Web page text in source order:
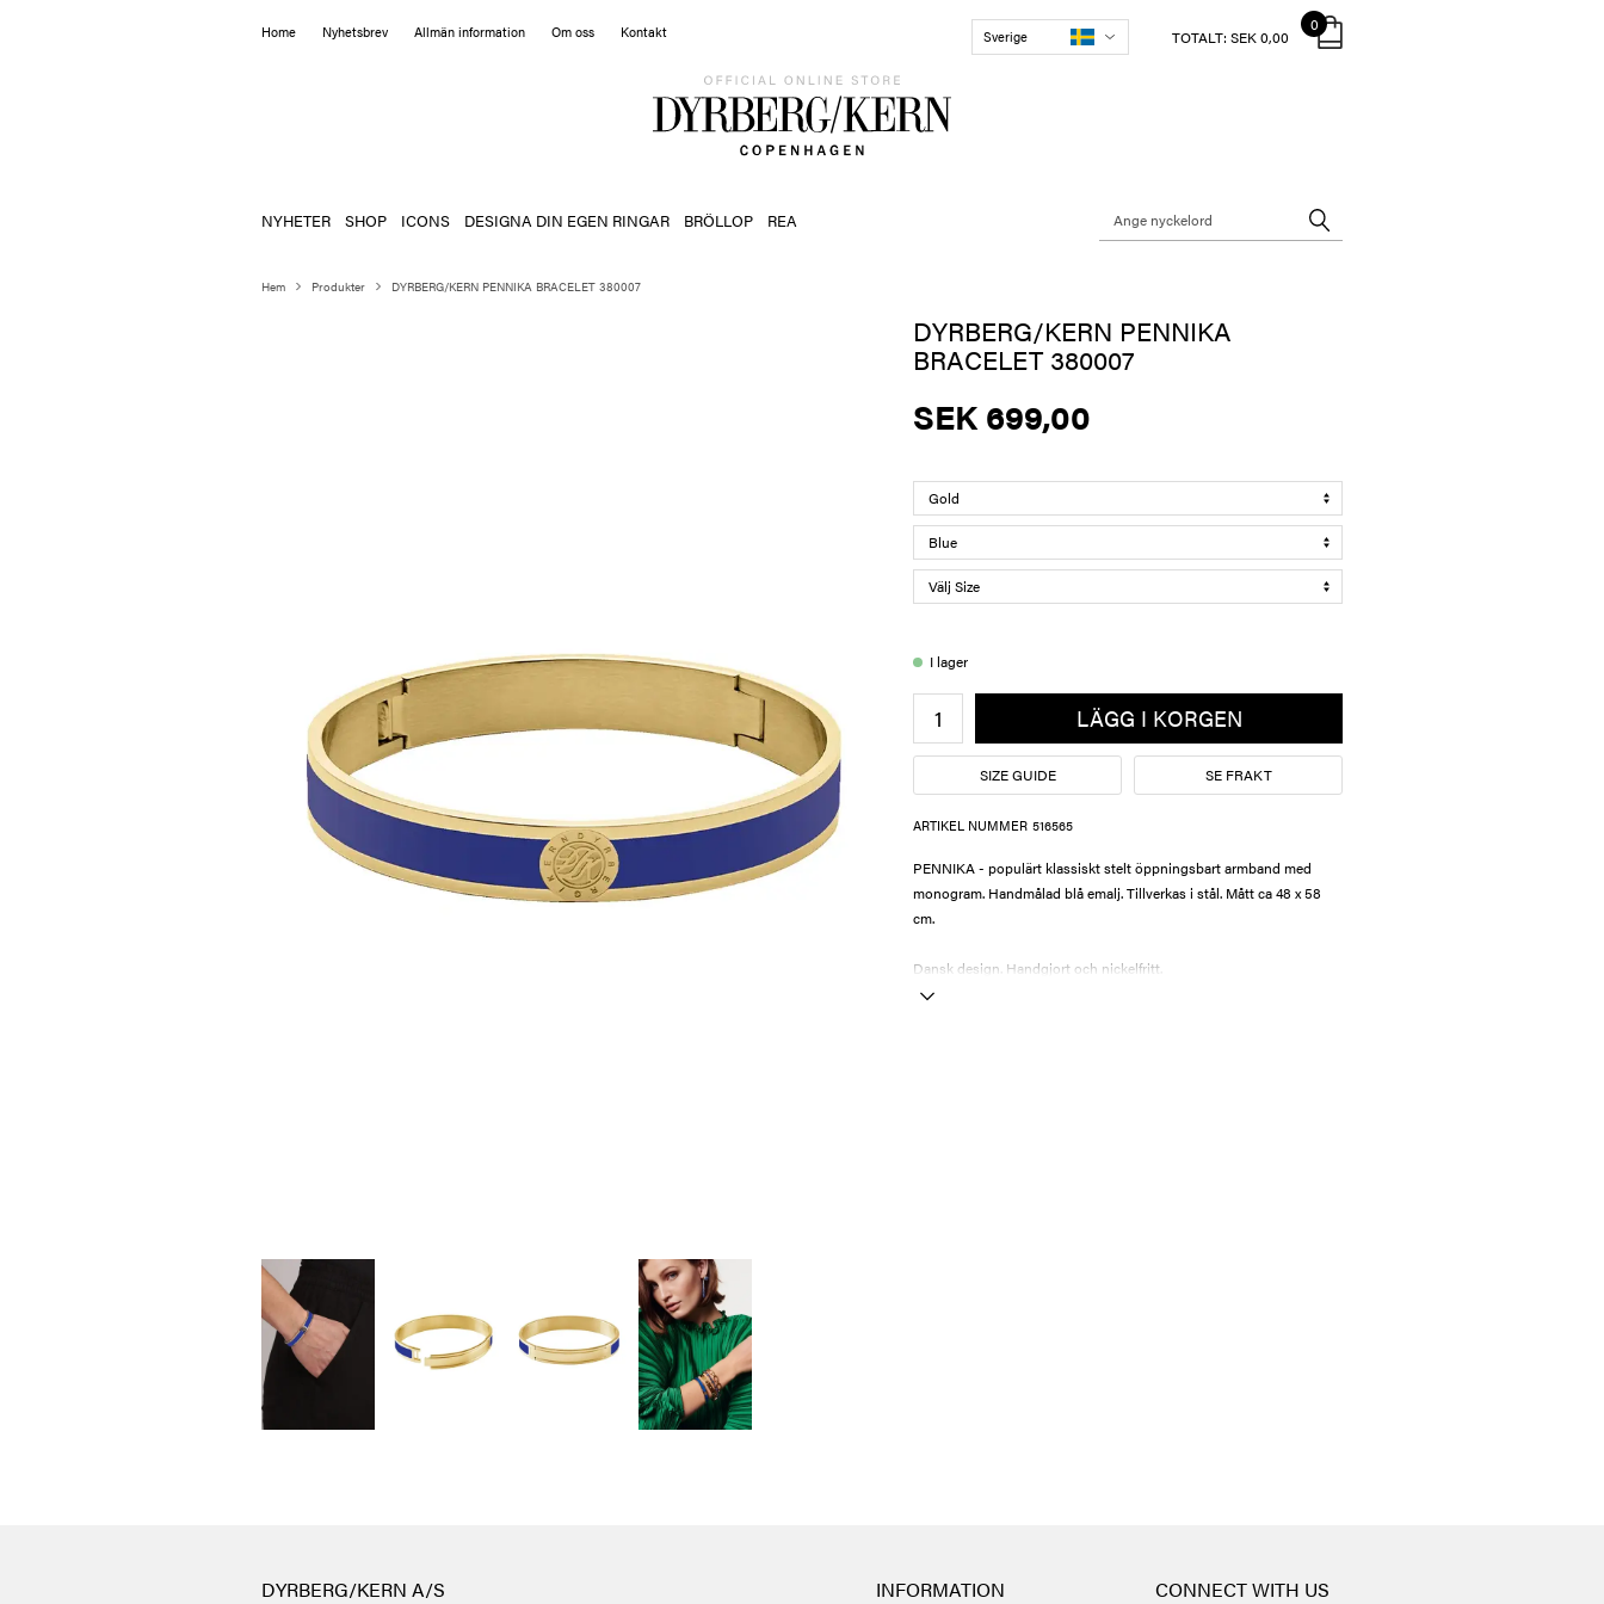
Home Nyhetsbrev Allmän information Om oss Kontakt Sverige
0
TOTALT: SEK 0,00
NYHETER SHOP ICONS DESIGNA DIN EGEN RINGAR BRÖLLOP REA
Hem Produkter DYRBERG/KERN PENNIKA BRACELET 380007
DYRBERG/KERN PENNIKA
BRACELET 380007
SEK 699,00
I lager
LÄGG I KORGEN
SIZE GUIDE SE FRAKT
ARTIKEL NUMMER 516565
PENNIKA - populärt klassiskt stelt öppningsbart armband med
monogram. Handmålad blå emalj. Tillverkas i stål. Mått ca 48 x 58
cm.
Dansk design. Handgjort och nickelfritt.
DYRBERG/KERN A/S INFORMATION CONNECT WITH US